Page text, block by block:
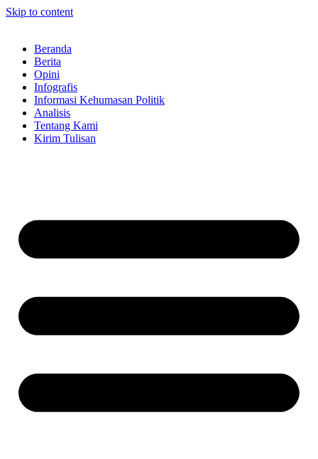
Skip to content
Beranda
Berita
Opini
Infografis
Informasi Kehumasan Politik
Analisis
Tentang Kami
Kirim Tulisan